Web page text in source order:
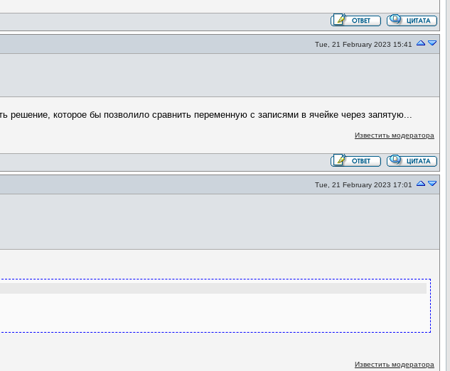
Tue, 21 February 2023 15:41
которое бы позволило сравнить переменную с записями в ячейке через запятую...
Известить модератора
Tue, 21 February 2023 17:01
Известить модератора